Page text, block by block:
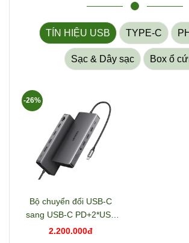
TÍN HIỆU USB TYPE-C
Sạc & Dây sạc Box ổ
Bộ chuyển đổi USB-C
sang USB-C PD+2*USB
3.2+USB-C 3.2+2*USB
2.200.000đ
-26%